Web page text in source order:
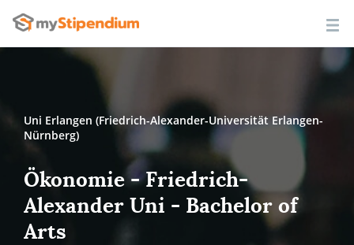
Uni Erlangen (Friedrich-Alexander-Universität Erlangen-
Nürnberg)
Ökonomie - Friedrich-
Alexander Uni - Bachelor of
Arts